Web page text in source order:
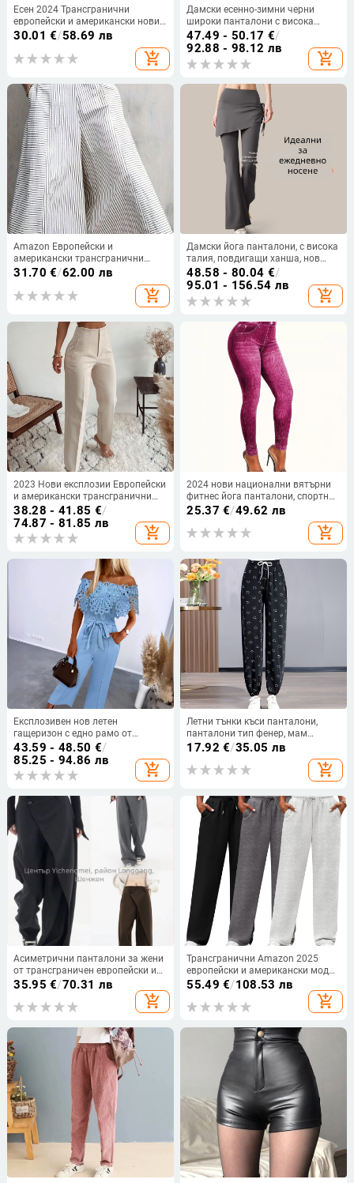
Есен 2024 Трансгранични
европейски и американски нови
дамски панталони с прави
ежедневни панталони с
неправилен контрастен цвят за
30.01 €/58.69 лв
add_shopping_cart
Дамски есенно-зимни черни
широки панталони с висока
талия, ежедневни прави
панталони за майки на средна
възраст, с широки крачоли,
пролетни
47.49 - 50.17 €/
92.88 - 98.12 лв
add_shopping_cart
Amazon Европейски и
американски трансгранични
дамски дрехи за външна
раирани широки панталони с
копчета, украсени с копчета
31.70 €/62.00 лв
add_shopping_cart
Дамски йога панталони, с висока
талия, повдигащи ханша, нов
стил, набръчкани разкроени
панталони, фалшиви
двукомпонентни, леко разкроени
дрехи за пилатес тренировки,
48.58 - 80.04 €/
95.01 - 156.54 лв
add_shopping_cart
2023 Нови експлозии Европейски
и американски трансгранични
AliExpress Amazon Плисирани
ежедневни панталони с висока
талия, плътен цвят, с тънък крой
38.28 - 41.85 €/
74.87 - 81.85 лв
add_shopping_cart
2024 нови национални вятърни
фитнес йога панталони, спортни
панталони, директни фабрични
25.37 €/49.62 лв
add_shopping_cart
Експлозивен нов летен
гащеризон с едно рамо от
Amazon за 2024 г. - с този
платнен колан
43.59 - 48.50 €/
85.25 - 94.86 лв
add_shopping_cart
Летни тънки къси панталони,
панталони тип фенер, мам
панталони, модерни дамски
стеснени панталони тип харем от
ледена коприна, тесни панталони
17.92 €/35.05 лв
add_shopping_cart
Асиметрични панталони за жени
от трансграничен европейски и
американски износ, асиметрични
многопластови копчета, широки
панталони с широки крачоли
35.95 €/70.31 лв
add_shopping_cart
Трансгранични Amazon 2025
европейски и американски модни
йога панталони, нови едноцветни
ежедневни широки поларени
дълги спортни панталони с
55.49 €/108.53 лв
add_shopping_cart